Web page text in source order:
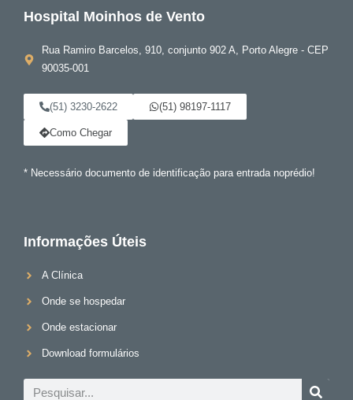
Hospital Moinhos de Vento
Rua Ramiro Barcelos, 910, conjunto 902 A, Porto Alegre - CEP
90035-001
(51) 3230-2622 (51) 98197-1117
Como Chegar
* Necessário documento de identificação para entrada noprédio!
Informações Úteis
A Clínica
Onde se hospedar
Onde estacionar
Download formulários